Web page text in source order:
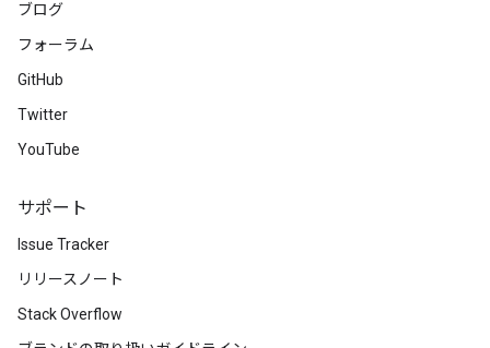
ブログ
フォーラム
GitHub
Twitter
YouTube
サポート
Issue Tracker
リリースノート
Stack Overflow